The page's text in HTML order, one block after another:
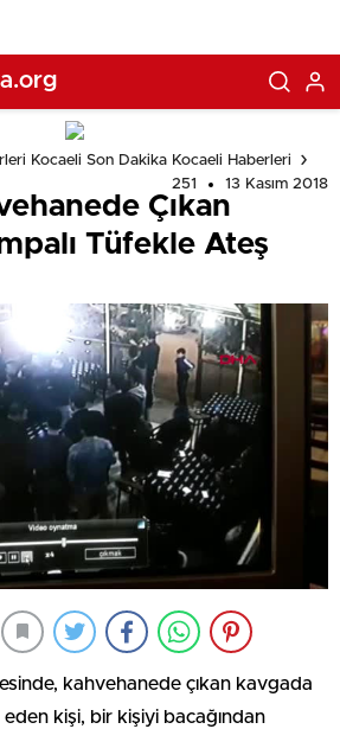
Kocaeli Son Dakika Kocaeli Haberleri
251
13 Kasım 2018
Çıkan
Tüfekle Ateş
kahvehanede çıkan kavgada
kişi, bir kişiyi bacağından